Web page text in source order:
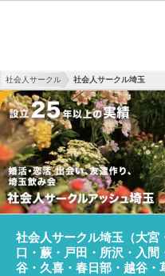
社会人サークル 社会人サークル埼玉
社会人サークル埼玉（大宮
口・蕨・戸田・所沢・入
谷・久喜・春日部・越谷・